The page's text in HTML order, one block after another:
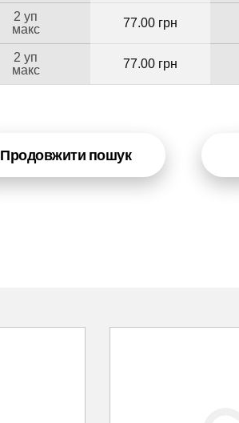
2 уп
макс
77.00 грн
2 уп
макс
77.00 грн
Продовжити пошук